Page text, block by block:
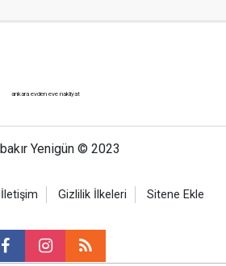
ankara evden eve nakliyat
Yenigün © 2023
İletişim Gizlilik İlkeleri Sitene Ekle